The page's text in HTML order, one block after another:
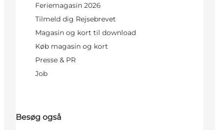
Feriemagasin 2026
Tilmeld dig Rejsebrevet
Magasin og kort til download
Køb magasin og kort
Presse & PR
Job
Besøg også